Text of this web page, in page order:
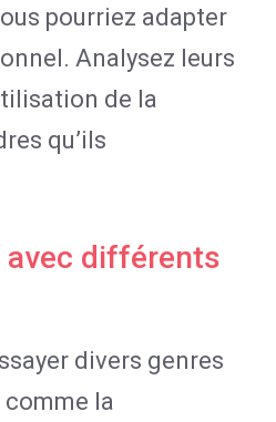
pourriez adapter
Analysez leurs
de la
qu’ils
avec différents
divers genres
la